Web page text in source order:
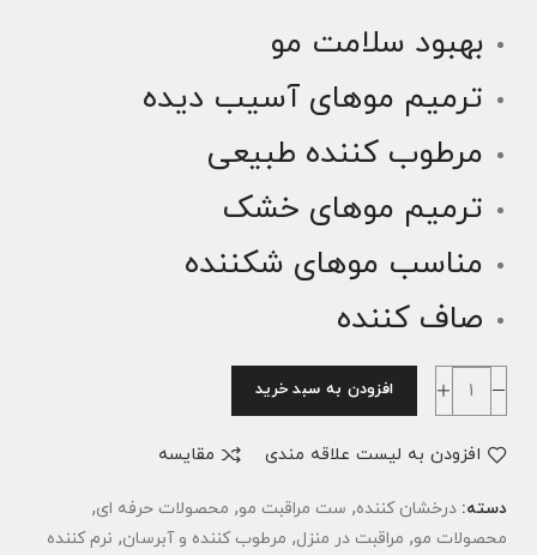
بهبود سلامت مو
ترمیم موهای آسیب دیده
مرطوب کننده طبیعی
ترمیم موهای خشک
مناسب موهای شکننده
صاف کننده
افزودن به سبد خرید
افزودن به لیست علاقه مندی مقایسه
دسته: درخشان کننده, ست مراقبت مو, محصولات حرفه ای,
محصولات مو, مراقبت در منزل, مرطوب کننده و آبرسان, نرم کننده